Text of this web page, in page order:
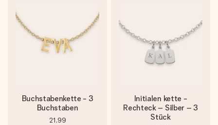
Buchstabenkette - 3
Buchstaben
21,99
Initialen kette -
Rechteck – Silber – 3
Stück